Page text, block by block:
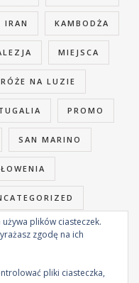
IRAN KAMBODŻA
MIEJSCA
NA LUZIE
PROMO
SAN MARINO
ŁOTWA
plików ciasteczek.
zgodę na ich
pliki ciasteczka,